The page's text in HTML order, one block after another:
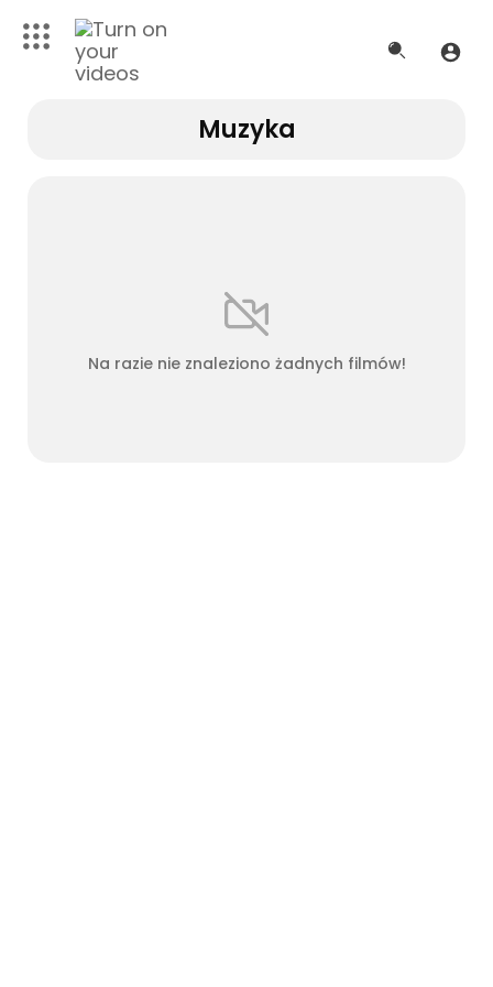
Muzyka
Na razie nie znaleziono żadnych filmów!